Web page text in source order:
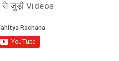
से जुड़ी Videos